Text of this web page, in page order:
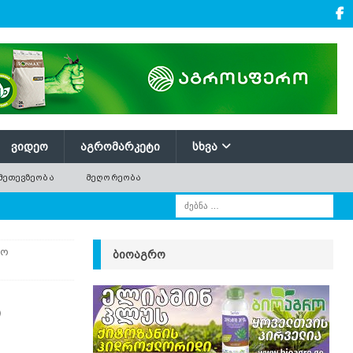
ᲕᲘᲓᲔᲝ ᲐᲒᲠᲝᲛᲐᲠᲙᲔᲢᲘ ᲡᲮᲕᲐ
ᲛᲔᲦᲝᲠᲔᲝᲑᲐ
ᲑᲘᲝᲐᲒᲠᲝ